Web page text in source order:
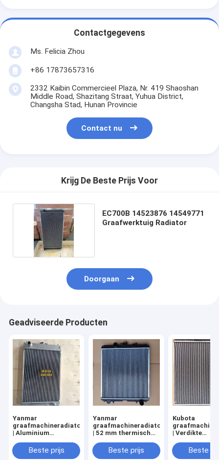
Contactgegevens
Ms. Felicia Zhou
+86 17873657316
2332 Kaibin Commercieel Plaza, Nr. 419 Shaoshan
Middle Road, Shazitang Straat, Yuhua District,
Changsha Stad, Hunan Provincie
Contact nu
Krijg De Beste Prijs Voor
EC700B 14523876 14549771
Graafwerktuig Radiator
Doorgaan
Geadviseerde Producten
Yanmar
graafmachineradiator
| Aluminium
| Aangepaste
specificatie volledige
Beste prijs
Yanmar
graafmachineradiator
| 52 mm thermisch
Universele pasvorm
aluminium
Beste prijs
Kubota
| Verdikte
Industriële
volledig
Beste